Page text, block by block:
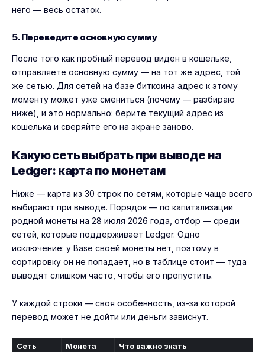
него — весь остаток.
5. Переведите основную сумму
После того как пробный перевод виден в кошельке,
отправляете основную сумму — на тот же адрес, той
же сетью. Для сетей на базе биткоина адрес к этому
моменту может уже смениться (почему — разбираю
ниже), и это нормально: берите текущий адрес из
кошелька и сверяйте его на экране заново.
Какую сеть выбрать при выводе на
Ledger: карта по монетам
Ниже — карта из 30 строк по сетям, которые чаще всего
выбирают при выводе. Порядок — по капитализации
родной монеты на 28 июля 2026 года, отбор — среди
сетей, которые поддерживает Ledger. Одно
исключение: у Base своей монеты нет, поэтому в
сортировку он не попадает, но в таблице стоит — туда
выводят слишком часто, чтобы его пропустить.
У каждой строки — своя особенность, из-за которой
перевод может не дойти или деньги зависнут.
Сеть Монета Что важно знать